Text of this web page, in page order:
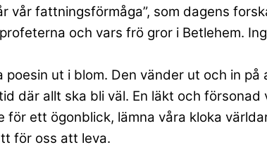
vår fattningsförmåga”, som dagens
och vars frö gror i Betlehem.
ut i blom. Den vänder ut och in
där allt ska bli väl. En läkt och försonad
för ett ögonblick, lämna våra kloka
för oss att leva.